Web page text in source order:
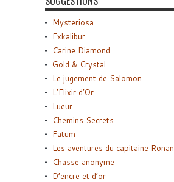
Mysteriosa
Exkalibur
Carine Diamond
Gold & Crystal
Le jugement de Salomon
L’Elixir d’Or
Lueur
Chemins Secrets
Fatum
Les aventures du capitaine Ronan
Chasse anonyme
D’encre et d’or